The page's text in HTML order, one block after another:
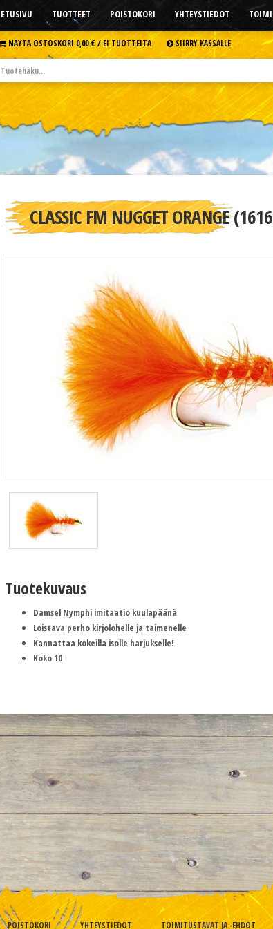
ETUSIVU TUOTTEET POISTOKORI YHTEYSTIEDOT
NÄYTÄ OSTOSKORI 0,00 € /EI TUOTTEITA SIIRRY KASSALLE
CLASSIC FM NUGGET ORANGE
Tuotekuvaus
Damsel Nymphi imitaatio kuulapäänä
Loistava perho kirjolohelle ja taimenelle
Kannattaa kokeilla isolle harjukselle!
Koko 10
POISTOKORI YHTEYSTIEDOT TOIMITUSTAVAT JA -EHDOT